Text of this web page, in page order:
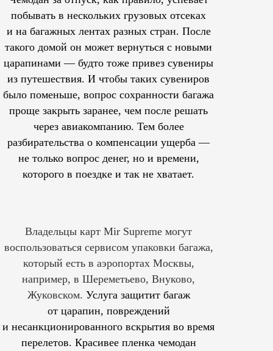
побывать в нескольких грузовых отсеках
и на багажных лентах разных стран. После
такого домой он может вернуться с новыми
царапинами — будто тоже привез сувениры
из путешествия. И чтобы таких сувениров
было поменьше, вопрос сохранности багажа
проще закрыть заранее, чем после решать
через авиакомпанию. Тем более
разбирательства о компенсации ущерба —
не только вопрос денег, но и времени,
которого в поездке и так не хватает.
Владельцы карт Mir Supreme могут
воспользоваться сервисом упаковки багажа,
который есть в аэропортах Москвы,
например, в Шереметьево, Внуково,
Жуковском. Услуга защитит багаж
от царапин, повреждений
и несанкционированного вскрытия во время
перелетов. Красивее пленка чемодан